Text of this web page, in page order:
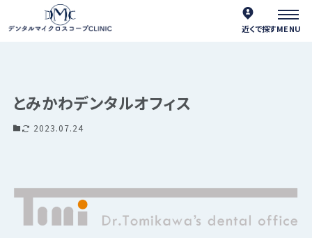
近くで探す
とみかわデンタルオフィス
2023.07.24